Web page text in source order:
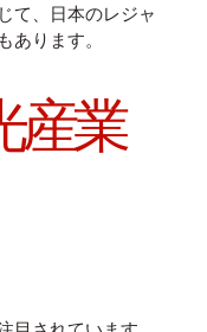
て、日本のレジャ
あります。
産業